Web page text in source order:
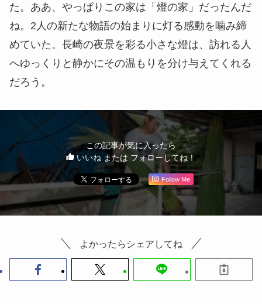
た。ああ、やっぱりこの家は「燈の家」だったんだ
ね。2人の新たな物語の始まりに灯る感動を噛み締
めていた。長崎の夜景を彩る小さな燈は、訪れる人
へゆっくりと静かにその温もりを分け与えてくれる
だろう。
この記事が気に入ったら
いいね または フォローしてね！
Follow Me
よかったらシェアしてね